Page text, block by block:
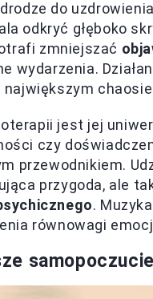
do
odkryć głęboko
zmniejszać
wydarzenia.
jest jej
czy
przewodnikiem.
przygoda, ale
.
równowagi
samopoczucie